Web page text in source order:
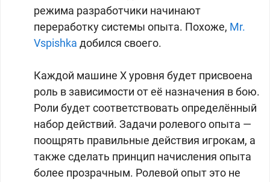
режима разработчики начинают
переработку системы опыта. Похоже, Mr.
Vspishka добился своего.
Каждой машине X уровня будет присвоена
роль в зависимости от её назначения в бою.
Роли будет соответствовать определённый
набор действий. Задачи ролевого опыта —
поощрять правильные действия игрокам, а
также сделать принцип начисления опыта
более прозрачным. Ролевой опыт это не